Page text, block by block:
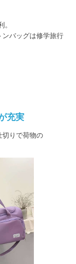
バッグは修学旅行
充実
切りで荷物の